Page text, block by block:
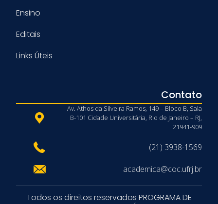
Ensino
Editais
Links Úteis
Contato
Av. Athos da Silveira Ramos, 149 – Bloco B, Sala
B-101 Cidade Universitária, Rio de Janeiro – RJ,
21941-909
(21) 3938-1569
academica@coc.ufrj.br
Todos os direitos reservados PROGRAMA DE